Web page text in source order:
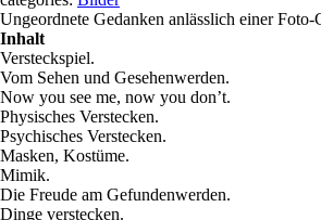
Ungeordnete Gedanken anlässlich einer Foto-
Inhalt
Versteckspiel.
Vom Sehen und Gesehenwerden.
Now you see me, now you don’t.
Physisches Verstecken.
Psychisches Verstecken.
Masken, Kostüme.
Mimik.
Die Freude am Gefundenwerden.
Dinge verstecken.